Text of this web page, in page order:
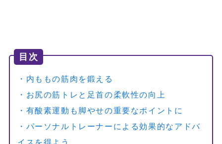
目次
・内ももの筋肉を鍛える
・お尻の筋トレと足首の柔軟性の向上
・有酸素運動も脚やせの重要なポイントに
・パーソナルトレーナーによる効果的なアドバ
イスを得よう